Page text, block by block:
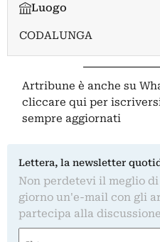
Luogo
CODALUNGA
Artribune è anche su
cliccare qui per
sempre aggiornati
Lettera, la newsletter
Non perdetevi il meglio
giorno un'e-mail con gli
partecipa alla